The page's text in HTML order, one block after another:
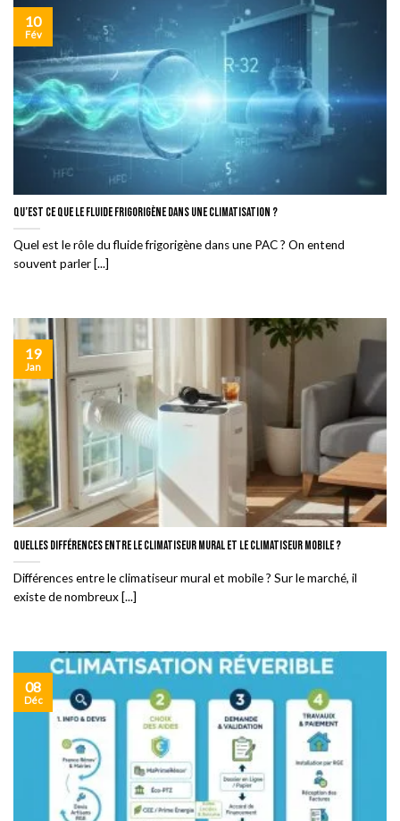
Qu’est ce que le fluide frigorigène dans une climatisation ?
Quel est le rôle du fluide frigorigène dans une PAC ? On entend
souvent parler [...]
10
Fév
Quelles différences entre le climatiseur mural et le climatiseur mobile ?
Différences entre le climatiseur mural et mobile ? Sur le marché, il
existe de nombreux [...]
19
Jan
08
Déc